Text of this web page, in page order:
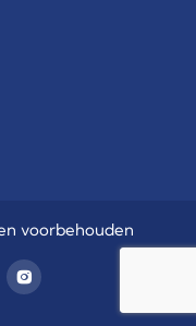
voorbehouden